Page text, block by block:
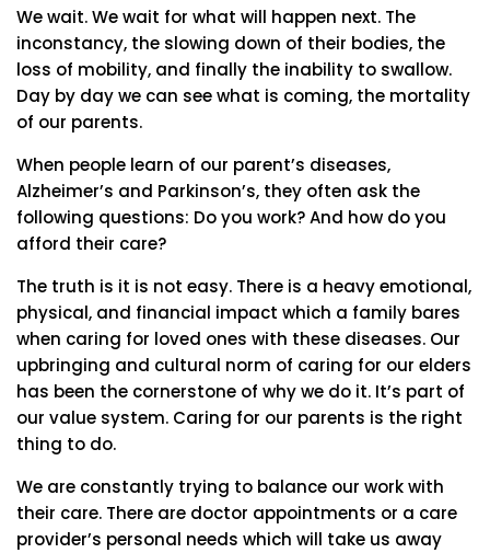
We wait. We wait for what will happen next. The
inconstancy, the slowing down of their bodies, the
loss of mobility, and finally the inability to swallow.
Day by day we can see what is coming, the mortality
of our parents.
When people learn of our parent’s diseases,
Alzheimer’s and Parkinson’s, they often ask the
following questions: Do you work? And how do you
afford their care?
The truth is it is not easy. There is a heavy emotional,
physical, and financial impact which a family bares
when caring for loved ones with these diseases. Our
upbringing and cultural norm of caring for our elders
has been the cornerstone of why we do it. It’s part of
our value system. Caring for our parents is the right
thing to do.
We are constantly trying to balance our work with
their care. There are doctor appointments or a care
provider’s personal needs which will take us away